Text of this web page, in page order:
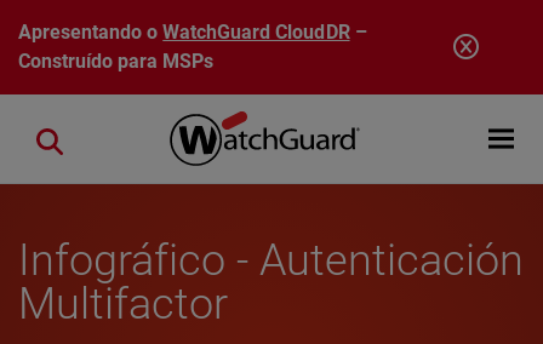
Pular para o conteúdo principal
Apresentando oWatchGuard CloudDR–
Construído para MSPs
Open
Close search
Infográfico - Autenticación
Multifactor